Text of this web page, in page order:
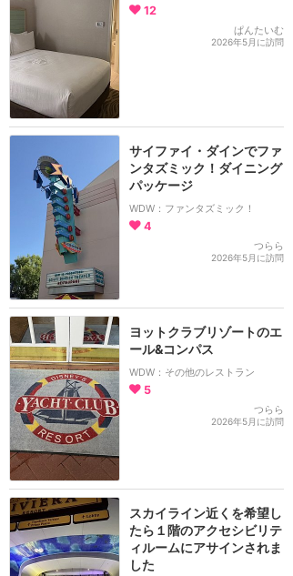
12
ぱんたいむ
2026年5月に訪問
サイファイ・ダインでファ
ンタズミック！ダイニング
パッケージ
WDW：ファンタズミック！
4
つらら
2026年5月に訪問
ヨットクラブリゾートのエ
ール&コンパス
WDW：その他のレストラン
5
つらら
2026年5月に訪問
スカイライン近くを希望し
たら１階のアクセシビリテ
ィルームにアサインされま
した